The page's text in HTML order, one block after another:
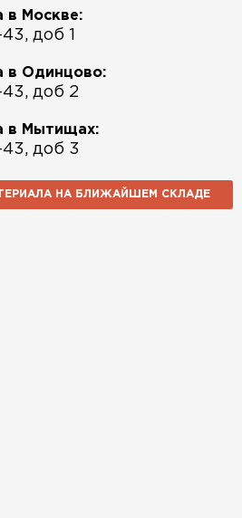
в Москве:
доб 1
в Одинцово:
43, доб 2
в Мытищах:
43, доб 3
НА БЛИЖАЙШЕМ СКЛАДЕ